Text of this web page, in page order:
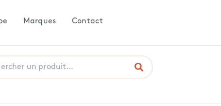
Marques Contact